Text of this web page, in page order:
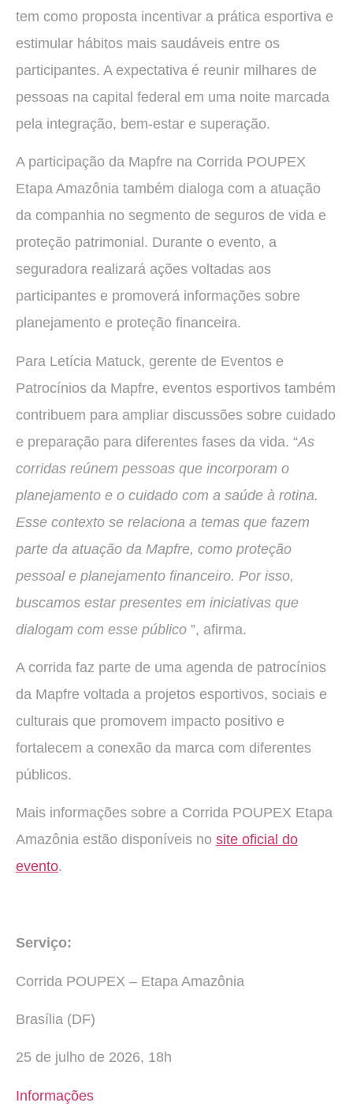
tem como proposta incentivar a prática esportiva e
estimular hábitos mais saudáveis entre os
participantes. A expectativa é reunir milhares de
pessoas na capital federal em uma noite marcada
pela integração, bem-estar e superação.
A participação da Mapfre na Corrida POUPEX
Etapa Amazônia também dialoga com a atuação
da companhia no segmento de seguros de vida e
proteção patrimonial. Durante o evento, a
seguradora realizará ações voltadas aos
participantes e promoverá informações sobre
planejamento e proteção financeira.
Para Letícia Matuck, gerente de Eventos e
Patrocínios da Mapfre, eventos esportivos também
contribuem para ampliar discussões sobre cuidado
e preparação para diferentes fases da vida. “As
corridas reúnem pessoas que incorporam o
planejamento e o cuidado com a saúde à rotina.
Esse contexto se relaciona a temas que fazem
parte da atuação da Mapfre, como proteção
pessoal e planejamento financeiro. Por isso,
buscamos estar presentes em iniciativas que
dialogam com esse público ”, afirma.
A corrida faz parte de uma agenda de patrocínios
da Mapfre voltada a projetos esportivos, sociais e
culturais que promovem impacto positivo e
fortalecem a conexão da marca com diferentes
públicos.
Mais informações sobre a Corrida POUPEX Etapa
Amazônia estão disponíveis no site oficial do
evento.
Serviço:
Corrida POUPEX – Etapa Amazônia
Brasília (DF)
25 de julho de 2026, 18h
Informações